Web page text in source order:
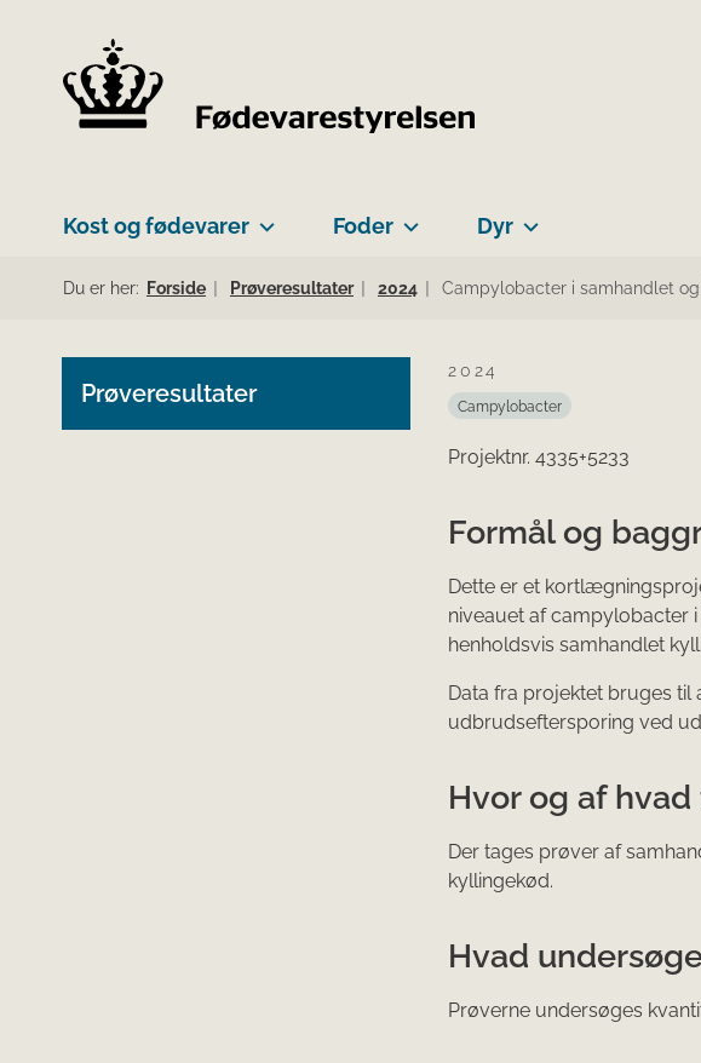
Kost og fødevarer Foder Dyr
Du er her: Forside Prøveresultater 2024 Campylobacter i samhandlet
Prøveresultater
2024
Campylobacter
Projektnr. 4335+5233
Formål og
Dette er et
niveauet af campylobacter
henholdsvis samhandlet
Data fra projektet bruges
udbrudseftersporing ved
Hvor og af
Der tages prøver af
kyllingekød.
Hvad
Prøverne undersøges